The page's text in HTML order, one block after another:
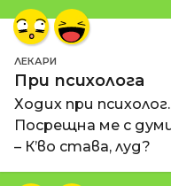
ЛЕКАРИ
При психолога
Ходих при психолог.
Посрещна ме с
– К’во става, луд?